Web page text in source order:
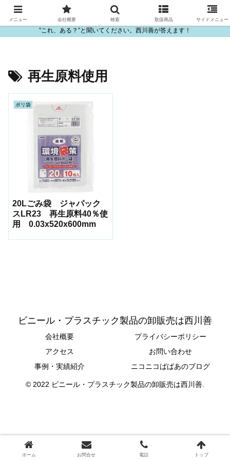
ビニール・プラスチック製品の卸販売は西川善
”これ、ある？”と聞いてください。西川善が答えます！
再生原料使用
ポリ袋
20Lごみ袋 ジャパック
スLR23 再生原料40％使
用 0.03x520x600mm
ビニール・プラスチック製品の卸販売は西川善
会社概要
プライバシーポリシー
アクセス
お問い合わせ
事例・実績紹介
ニコニコばばあのブログ
© 2022 ビニール・プラスチック製品の卸販売は西川善.
メニュー 会社概要 検索 取扱商品 サイドメニュー
ホーム お問合せ 電話 トップ